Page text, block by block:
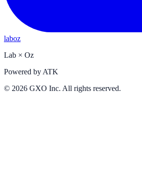
laboz
Lab × Oz
Powered by ATK
© 2026 GXO Inc. All rights reserved.